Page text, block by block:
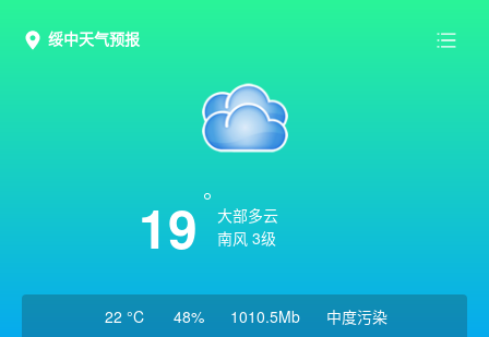
绥中天气预报
19
大部多云
南风 3级
22 °C
48%
1010.5Mb
中度污染